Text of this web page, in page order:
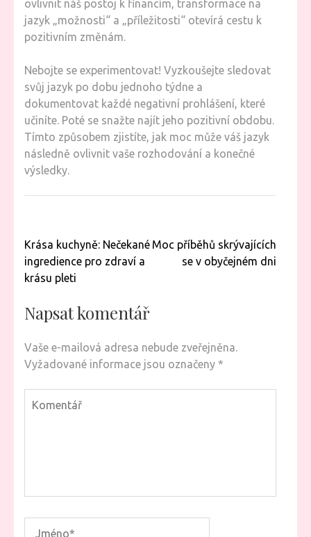
ovlivnit náš postoj k financím, transformace na
jazyk „možnosti“ a „příležitosti“ otevírá cestu k
pozitivním změnám.
Nebojte se experimentovat! Vyzkoušejte sledovat
svůj jazyk po dobu jednoho týdne a
dokumentovat každé negativní prohlášení, které
učiníte. Poté se snažte najít jeho pozitivní obdobu.
Tímto způsobem zjistíte, jak moc může váš jazyk
následně ovlivnit vaše rozhodování a konečné
výsledky.
Navigace
pro
příspěvek
Krása kuchyně: Nečekané
ingredience pro zdraví a
krásu pleti
Moc příběhů skrývajících
se v obyčejném dni
Napsat komentář
Vaše e-mailová adresa nebude zveřejněna.
Vyžadované informace jsou označeny *